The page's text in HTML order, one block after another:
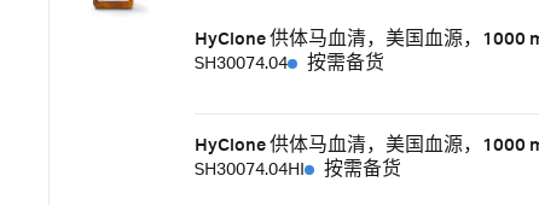
HyClone 供体马血清，美国血源，1000
SH30074.04
按需备货
HyClone 供体马血清，美国血源，1000
SH30074.04HI
按需备货